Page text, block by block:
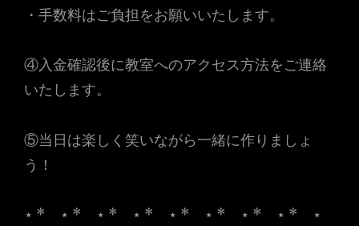
・手数料はご負担をお願いいたします。
④入金確認後に教室へのアクセス方法をご連絡
いたします。
⑤当日は楽しく笑いながら一緒に作りましょ
う！
⋆ * ⋆ * ⋆ * ⋆ * ⋆ * ⋆ * ⋆ * ⋆ * ⋆